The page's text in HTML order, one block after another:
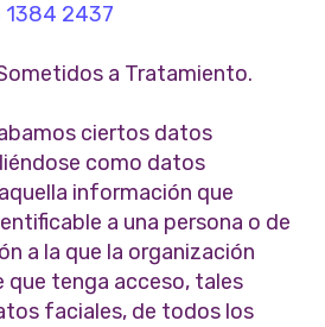
1384 2437
a Tratamiento.
ciertos datos
como datos
información que
a una persona o de
a la que la organización
que tenga acceso, tales
faciales, de todos los